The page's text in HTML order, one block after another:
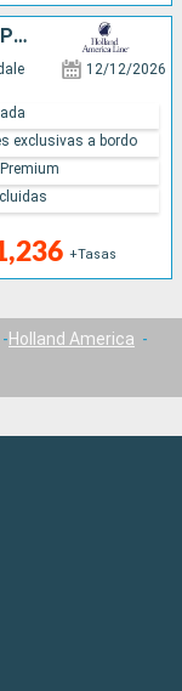
REPÚBLICA DOMINICANA, BAHAMAS, PUERTO RICO, ESTADOS UNIDOS
12/12/2026
+Tasas
exclusivas a bordo
Holland America